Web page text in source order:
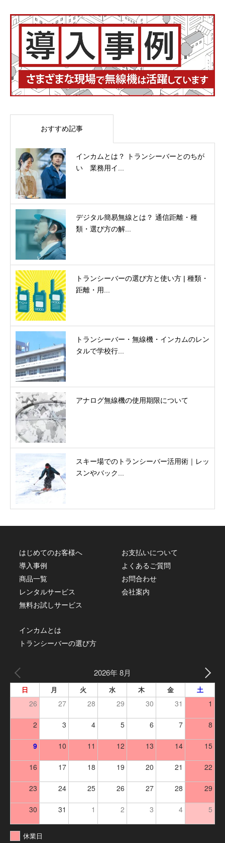
おすすめ記事
インカムとは？ トランシーバーとのちが
い 業務用イ...
デジタル簡易無線とは？ 通信距離・種
類・選び方の解...
トランシーバーの選び方と使い方 | 種類・
距離・用...
トランシーバー・無線機・インカムのレン
タルで学校行...
アナログ無線機の使用期限について
スキー場でのトランシーバー活用術｜レッ
スンやバック...
はじめてのお客様へ
導入事例
商品一覧
レンタルサービス
無料お試しサービス
お支払いについて
よくあるご質問
お問合わせ
会社案内
インカムとは
トランシーバーの選び方
2026年 8月
日 月 火 水 木 金 土
26 27 28 29 30 31 1
2 3 4 5 6 7 8
9 10 11 12 13 14 15
16 17 18 19 20 21 22
23 24 25 26 27 28 29
30 31 1 2 3 4 5
休業日